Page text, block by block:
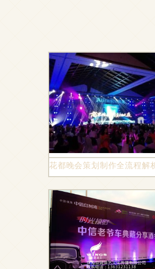
花都晚会策划制作全流程解